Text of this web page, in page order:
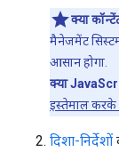
क्या
मैनेजमेंट
आसान होगा.
क्या
इस्तेमाल करके
दिशा-निर्देशों